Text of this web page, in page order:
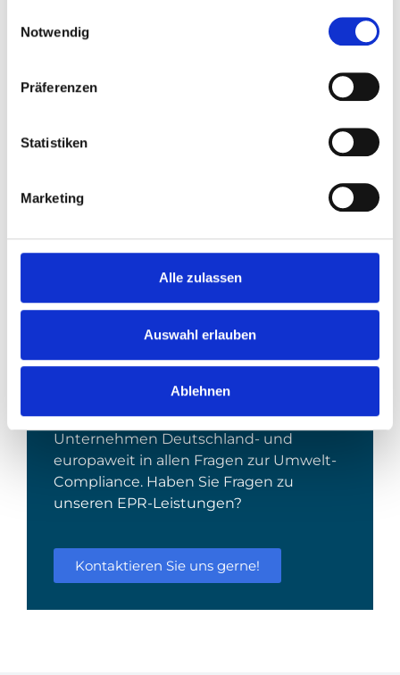
Notwendig
Präferenzen
Statistiken
Marketing
Alle zulassen
Auswahl erlauben
Ablehnen
Rücknahmelösungen und Bewertung der
Recyclingfähigkeit nach §21 VerpackG.
Auf dem Laufenden bleiben mit Noventiz
Bei Noventiz unterstützen wir
Unternehmen Deutschland- und
europaweit in allen Fragen zur Umwelt-
Compliance. Haben Sie Fragen zu
unseren EPR-Leistungen?
Kontaktieren Sie uns gerne!